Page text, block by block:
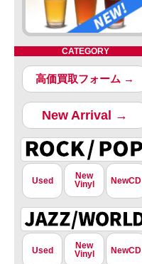
CATEGORY
高価買取フォーム →
New Arrival →
Used
New
Vinyl
NewCD
Used
New
Vinyl
NewCD